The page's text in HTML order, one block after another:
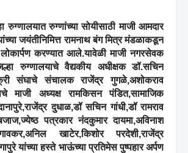
रुग्णालयात रुग्णांच्या सोयीसाठी माजी आमदार
जयंतीनिमित्त रामनाथ बंग मित्र मंडळाकडून
लोकार्पण करण्यात आले.यावेळी माजी नगरसेवक
रुग्णालयाचे वैद्यकीय अधीक्षक डॉ.सचिन
संघाचे संचालक राजेंद्र गुगळे,अशोकराव
माजी अध्यक्ष रामकिसन पंडित,सामाजिक
दुधाळ,डॉ सचिन गांधी,डॉ रामराव
पत्रकार नंदकुमार दायमा,अविनाश
खाटेर,किशोर परदेशी,राजेंद्र
यांच्या हस्ते भाऊंच्या प्रतिमेस पुष्पहार अर्पण